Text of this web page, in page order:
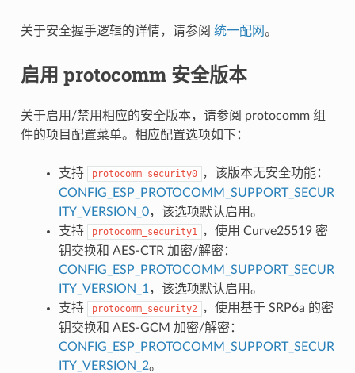
关于安全握手逻辑的详情，请参阅 统一配网。
启用 protocomm 安全版本
关于启用/禁用相应的安全版本，请参阅 protocomm 组
件的项目配置菜单。相应配置选项如下：
支持 protocomm_security0 ，该版本无安全功能：
CONFIG_ESP_PROTOCOMM_SUPPORT_SECUR
ITY_VERSION_0，该选项默认启用。
支持
protocomm_security1 ，使用 Curve25519 密
钥交换和 AES-CTR 加密/解密：
CONFIG_ESP_PROTOCOMM_SUPPORT_SECUR
ITY_VERSION_1 ，该选项默认启用。
支持
protocomm_security2 ，使用基于 SRP6a 的密
钥交换和 AES-GCM 加密/解密：
CONFIG_ESP_PROTOCOMM_SUPPORT_SECUR
ITY_VERSION_2。